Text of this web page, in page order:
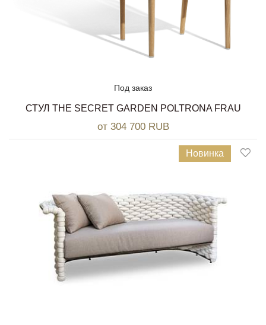
Под заказ
СТУЛ THE SECRET GARDEN POLTRONA FRAU
от 304 700 RUB
Новинка